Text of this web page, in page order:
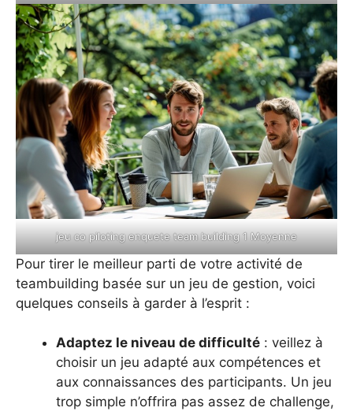
jeu co piloting enquete team building 1 Moyenne
Pour tirer le meilleur parti de votre activité de
teambuilding basée sur un jeu de gestion, voici
quelques conseils à garder à l’esprit :
Adaptez le niveau de difficulté : veillez à
choisir un jeu adapté aux compétences et
aux connaissances des participants. Un jeu
trop simple n’offrira pas assez de challenge,